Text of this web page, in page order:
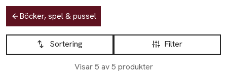
Hoppa till produktsidan
Böcker, spel & pussel
Hoppa till produktsidan
Filter
Sortering
Visar 5 av 5 produkter
Lista över produkter